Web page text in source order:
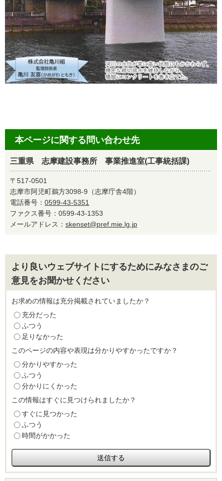
本ページに関する問い合わせ先
三重県 志摩建設事務所 事業推進室(工事統括課)
〒517-0501
志摩市阿児町鵜方3098-9（志摩庁舎4階）
電話番号： 0599-43-5351
ファクス番号：0599-43-1353
メールアドレス： skenset@pref.mie.lg.jp
より良いウェブサイトにするためにみなさまのご
意見をお聞かせください
お求めの情報は充分掲載されていましたか？
充分だった
ふつう
足りなかった
このページの内容や表現は分かりやすかったですか？
分かりやすかった
ふつう
分かりにくかった
この情報はすぐに見つけられましたか？
すぐに見つかった
ふつう
時間がかかった